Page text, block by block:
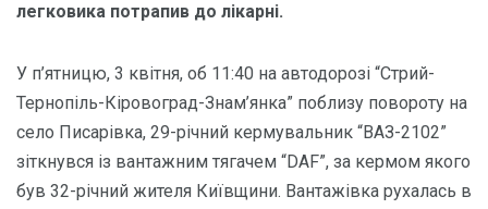
легковика потрапив до лікарні.
У п’ятницю, 3 квітня, об 11:40 на автодорозі “Стрий-
Тернопіль-Кіровоград-Знам’янка” поблизу повороту на
село Писарівка, 29-річний кермувальник “ВАЗ-2102”
зіткнувся із вантажним тягачем “DAF”, за кермом якого
був 32-річний жителя Київщини. Вантажівка рухалась в